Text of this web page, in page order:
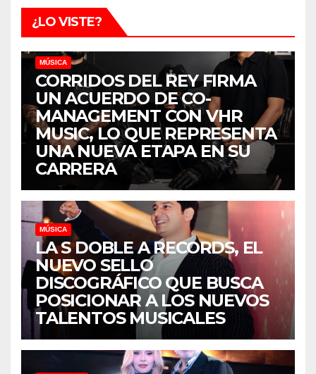
¿LO VISTE?
MÚSICA
CORRIDOS DEL REY FIRMA
UN ACUERDO DE CO-
MANAGEMENT CON VHR
MUSIC, LO QUE REPRESENTA
UNA NUEVA ETAPA EN SU
CARRERA
MÚSICA
LA S DOBLE A RECORDS, EL
NUEVO SELLO
DISCOGRÁFICO QUE BUSCA
POSICIONAR A LOS NUEVOS
TALENTOS MUSICALES